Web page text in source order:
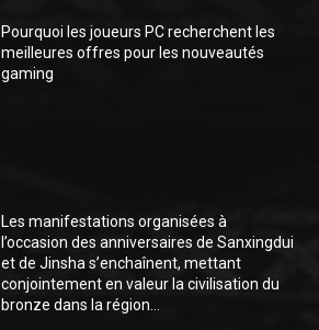
Pourquoi les joueurs PC recherchent les
meilleures offres pour les nouveautés
gaming
Les manifestations organisées à
l’occasion des anniversaires de Sanxingdui
et de Jinsha s’enchaînent, mettant
conjointement en valeur la civilisation du
bronze dans la région...